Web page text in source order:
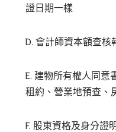
證日期一樣
D. 會計師資本額查核
E. 建物所有權人同意
租約、營業地預查、
F. 股東資格及身分證